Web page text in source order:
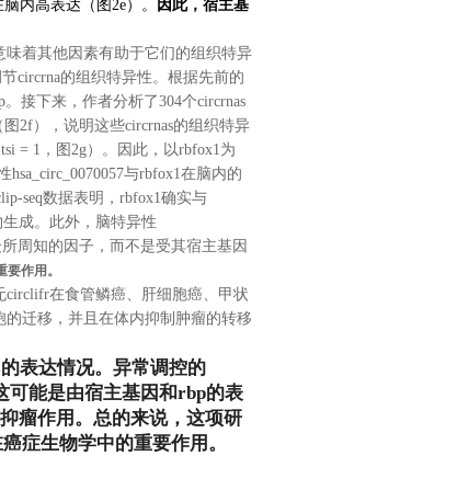
脑内高表达（图2e）。
因此，宿主基
着其他因素有助于它们的组织特异
circrna的组织特异性。根据先前的
。接下来，作者分析了304个circrnas
2f），说明这些circrnas的组织特异
tsi = 1 ，图 2g）。因此，以rbfox1为
hsa_circ_0070057与rbfox1在脑内的
seq数据表明， rbfox1确实与
生成。此外，脑特异性
周知的因子，而不是受其宿主基因
作用。
circlifr在食管鳞癌、肝细胞癌、甲状
的迁移，并且在体内抑制肿瘤的转移
的表达情况。异常调控的
可能是由宿主基因和rbp的表
瘤作用。总的来说，这项研
症生物学中的重要作用。